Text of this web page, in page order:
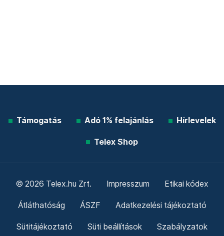
Támogatás Adó 1% felajánlás Hírlevelek
Telex Shop
© 2026 Telex.hu Zrt. Impresszum Etikai kódex
Átláthatóság ÁSZF Adatkezelési tájékoztató
Sütitájékoztató Süti beállítások Szabályzatok